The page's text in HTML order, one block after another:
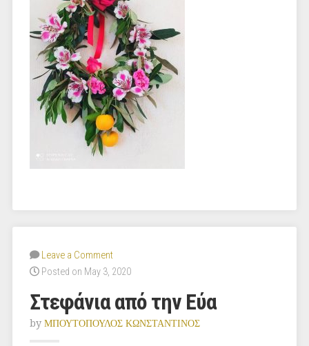
Leave a Comment
Posted on May 3, 2020
Στεφάνια από την Εύα
by ΜΠΟΥΤΟΠΟΥΛΟΣ ΚΩΝΣΤΑΝΤΙΝΟΣ